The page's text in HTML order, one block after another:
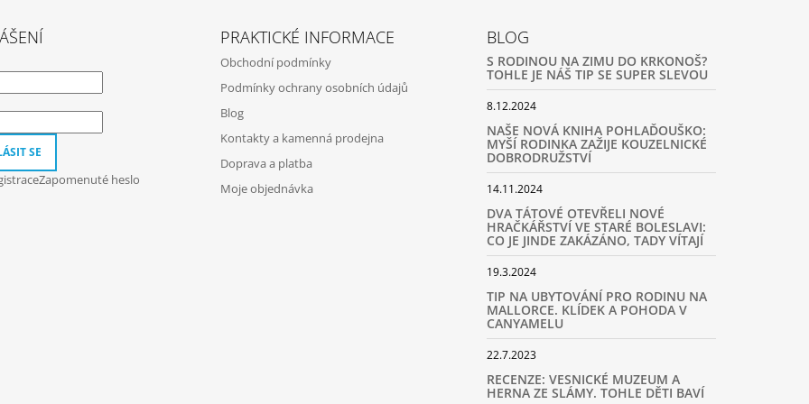
SE
Zapomenuté heslo
PRAKTICKÉ INFORMACE
Obchodní podmínky
Podmínky ochrany osobních údajů
Blog
Kontakty a kamenná prodejna
Doprava a platba
Moje objednávka
BLOG
S RODINOU NA ZIMU DO KRKONOŠ?
TOHLE JE NÁŠ TIP SE SUPER SLEVOU
8.12.2024
NAŠE NOVÁ KNIHA POHLAĎOUŠKO:
MYŠÍ RODINKA ZAŽIJE KOUZELNICKÉ
DOBRODRUŽSTVÍ
14.11.2024
DVA TÁTOVÉ OTEVŘELI NOVÉ
HRAČKÁŘSTVÍ VE STARÉ BOLESLAVI:
CO JE JINDE ZAKÁZÁNO, TADY VÍTAJÍ
19.3.2024
TIP NA UBYTOVÁNÍ PRO RODINU NA
MALLORCE. KLÍDEK A POHODA V
CANYAMELU
22.7.2023
RECENZE: VESNICKÉ MUZEUM A
HERNA ZE SLÁMY. TOHLE DĚTI BAVÍ